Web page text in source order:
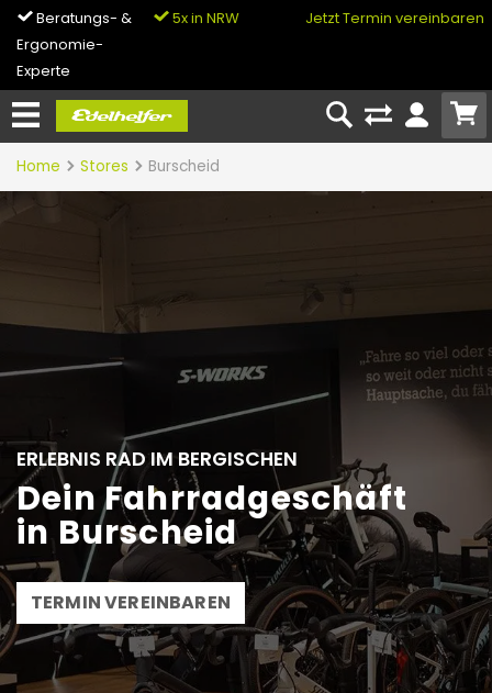
Beratungs- &
Ergonomie-
Experte
5x in NRW
0% Finanzierung
Jetzt Termin vereinbaren
Home Stores Burscheid
ERLEBNIS RAD IM BERGISCHEN
Dein Fahrradgeschäft
in Burscheid
TERMIN VEREINBAREN